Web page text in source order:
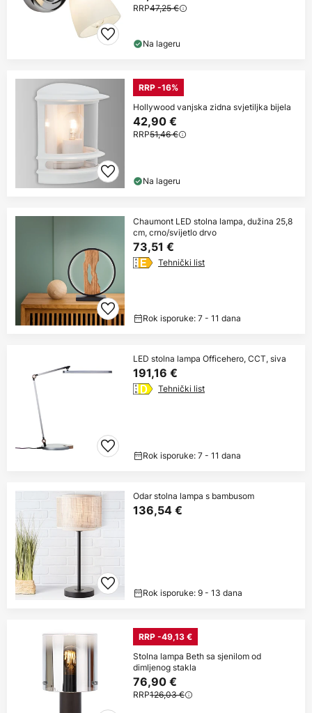
RRP47,25 €
Na lageru
RRP -16%
Hollywood vanjska zidna svjetiljka bijela
42,90 €
RRP51,46 €
Na lageru
Chaumont LED stolna lampa, dužina 25,8
cm, crno/svijetlo drvo
73,51 €
Tehnički list
Rok isporuke: 7 - 11 dana
LED stolna lampa Officehero, CCT, siva
191,16 €
Tehnički list
Rok isporuke: 7 - 11 dana
Odar stolna lampa s bambusom
136,54 €
Rok isporuke: 9 - 13 dana
RRP -49,13 €
Stolna lampa Beth sa sjenilom od
dimljenog stakla
76,90 €
RRP126,03 €